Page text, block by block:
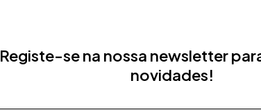
Registe-se na nossa newsletter
novidades!